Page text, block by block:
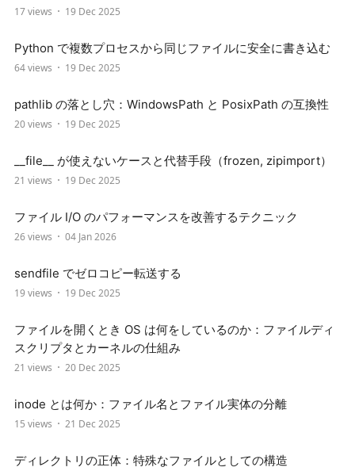
17 views 19 Dec 2025
Python で複数プロセスから同じファイルに安全に書き込む
64 views 19 Dec 2025
pathlib の落とし穴：WindowsPath と PosixPath の互換性
20 views 19 Dec 2025
__file__ が使えないケースと代替手段（frozen, zipimport）
21 views 19 Dec 2025
ファイル I/O のパフォーマンスを改善するテクニック
26 views 04 Jan 2026
sendfile でゼロコピー転送する
19 views 19 Dec 2025
ファイルを開くとき OS は何をしているのか：ファイルディ
スクリプタとカーネルの仕組み
21 views 20 Dec 2025
inode とは何か：ファイル名とファイル実体の分離
15 views 21 Dec 2025
ディレクトリの正体：特殊なファイルとしての構造